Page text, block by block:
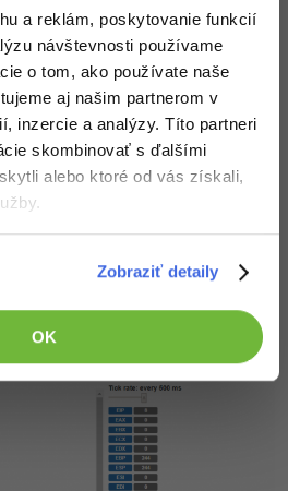
a reklám, poskytovanie funkcií
návštevnosti používame
o tom, ako používate naše
aj našim partnerom v
inzercie a analýzy. Títo partneri
skombinovať s ďalšími
alebo ktoré od vás získali,
Zobraziť detaily
OK
bodov) - Veľa pokročilých.
schopná doceniť kvality
zdrojové kódy a dokumentácia
- Nepoznám žiadne iné
takže nemám s čím porovnávať.
čo vytknúť či vyzdvihnúť.
páči; nástroje na
vždy hodia, zvlášť u